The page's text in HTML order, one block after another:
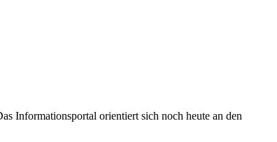
Informationsportal orientiert sich noch heute an den